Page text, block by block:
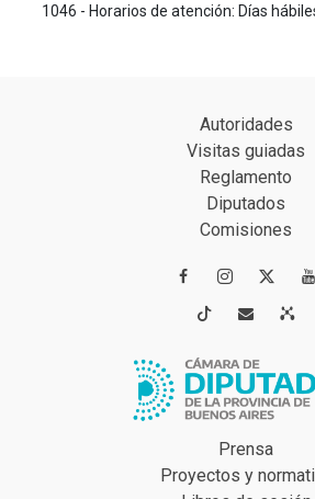
1046 - Horarios de atención: Días
Autoridades
Visitas guiadas
Reglamento
Diputados
Comisiones
 
 
Prensa
Proyectos y